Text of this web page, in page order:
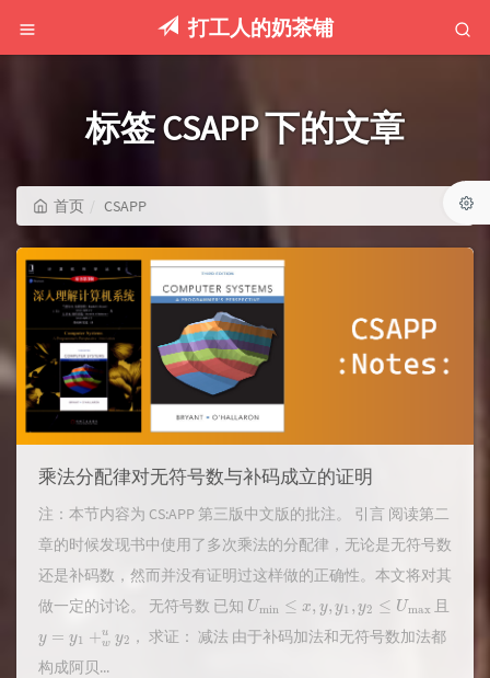
打工人的奶茶铺
标签 CSAPP 下的文章
首页 CSAPP
乘法分配律对无符号数与补码成立的证明
注：本节内容为 CS:APP 第三版中文版的批注。 引言 阅读第二
章的时候发现书中使用了多次乘法的分配律，无论是无符号数
还是补码数，然而并没有证明过这样做的正确性。本文将对其
做一定的讨论。 无符号数 已知 Umin x max 且
y2
， 求证： 减法 由于补码加法和无符号数加法都
构成阿贝...